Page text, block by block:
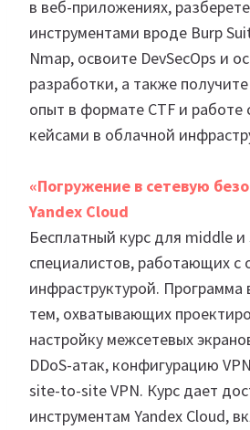
в веб-приложениях,
инструментами вроде Burp
Nmap, освоите DevSecOps и
разработки, а также
опыт в формате CTF и работе
кейсами в облачной
«Погружение в сетевую
Yandex Cloud
Бесплатный курс для middle и
специалистов, работающих с
инфраструктурой. Программа
тем, охватывающих
настройку межсетевых
DDoS-атак, конфигурацию
site-to-site VPN. Курс дает
инструментам Yandex Cloud,